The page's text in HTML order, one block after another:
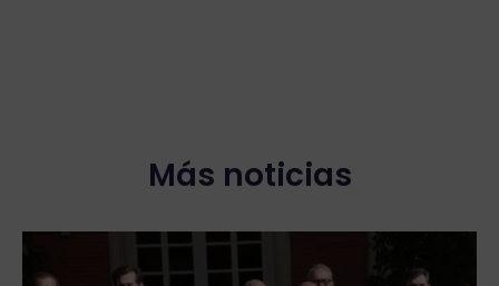
Más noticias